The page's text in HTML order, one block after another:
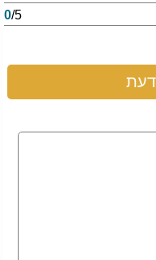
0/5